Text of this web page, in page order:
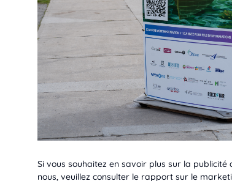
Si vous souhaitez en savoir plus sur la publicité
nous, veuillez consulter le rapport sur le